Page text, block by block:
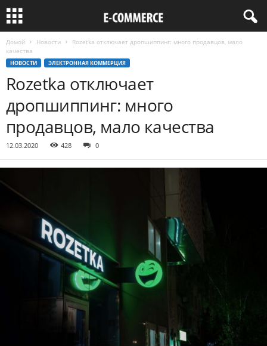
Домой Новости
Rozetka отключает дропшиппинг: много продавцов, мало
качества
НОВОСТИ ЭЛЕКТРОННАЯ КОММЕРЦИЯ
Rozetka отключает
дропшиппинг: много
продавцов, мало качества
12.03.2020 428 0